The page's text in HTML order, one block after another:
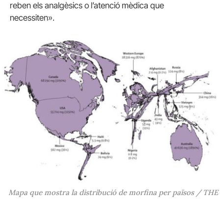
reben els analgèsics o l’atenció mèdica que
necessiten».
Mapa que mostra la distribució de morfina per països / THE